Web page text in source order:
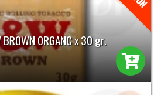
BROWN ORGANC x 30 gr.